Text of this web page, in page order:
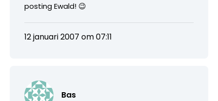
posting Ewald! 😉
12 januari 2007 om 07:11
Bas